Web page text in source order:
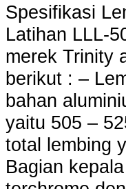
Spesifikasi
Latihan LLL-
merek Trinity
berikut : –
bahan
yaitu 505 –
total lembing
Bagian